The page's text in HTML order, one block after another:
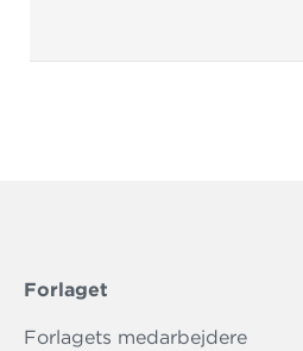
Forlaget
Forlagets medarbejdere